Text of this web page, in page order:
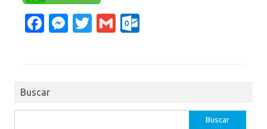
Fa
o
M
T
G
Buscar